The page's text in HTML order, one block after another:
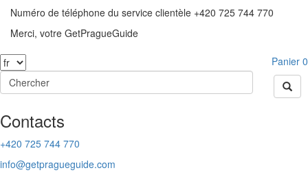
Numéro de téléphone du service clientèle +420 725 744 770
Merci, votre GetPragueGuide
Panier 0
Contacts
+420 725 744 770
info@getpragueguide.com